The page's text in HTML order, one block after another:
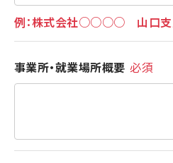
例：株式会社○○○○ 山口支
事業所・就業場所概要 必須